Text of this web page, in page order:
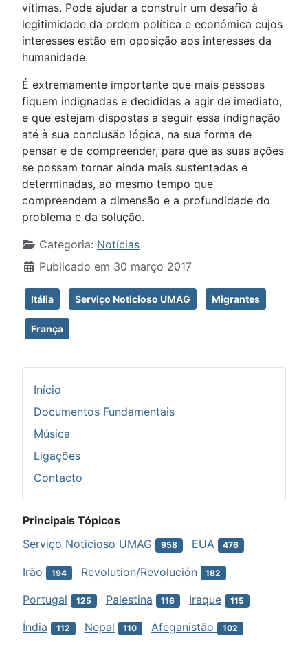
vítimas. Pode ajudar a construir um desafio à
legitimidade da ordem política e económica cujos
interesses estão em oposição aos interesses da
humanidade.
É extremamente importante que mais pessoas
fiquem indignadas e decididas a agir de imediato,
e que estejam dispostas a seguir essa indignação
até à sua conclusão lógica, na sua forma de
pensar e de compreender, para que as suas ações
se possam tornar ainda mais sustentadas e
determinadas, ao mesmo tempo que
compreendem a dimensão e a profundidade do
problema e da solução.
Detalhes
Categoria: Notícias
Publicado em 30 março 2017
Itália Serviço Noticioso UMAG Migrantes
França
Início
Documentos Fundamentais
Música
Ligações
Contacto
Principais Tópicos
Serviço Noticioso UMAG
958 EUA 476
Irão 194 Revolution/Revolución 182
Portugal 125 Palestina 116 Iraque 115
Índia 112 Nepal 110 Afeganistão 102